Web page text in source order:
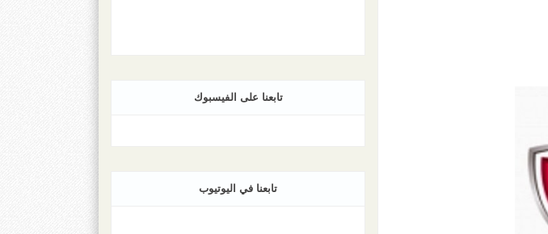
تابعنا على الفيسبوك
تابعنا في اليوتيوب